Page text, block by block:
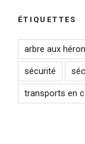
ÉTIQUETTES
arbre aux
sécurité
transports en